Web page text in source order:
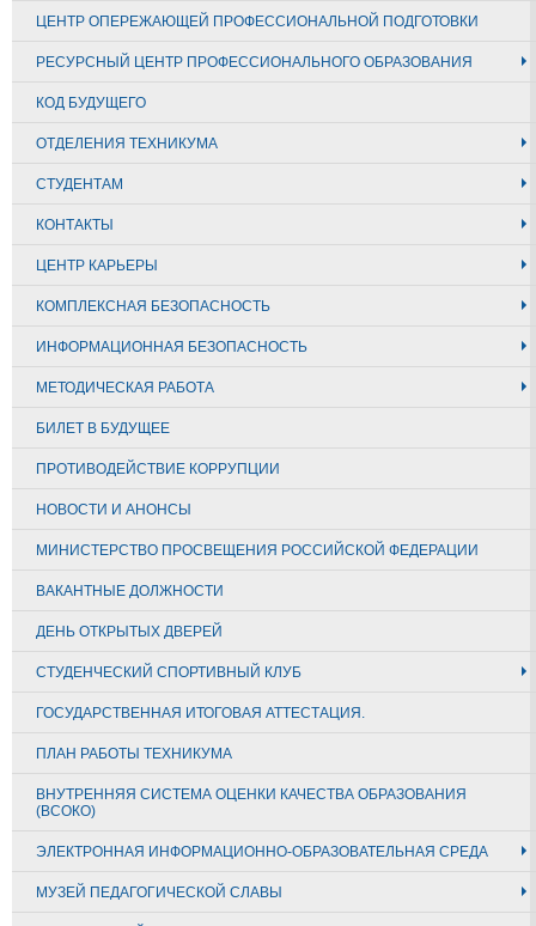
ЦЕНТР ОПЕРЕЖАЮЩЕЙ ПРОФЕССИОНАЛЬНОЙ ПОДГОТОВКИ
РЕСУРСНЫЙ ЦЕНТР ПРОФЕССИОНАЛЬНОГО ОБРАЗОВАНИЯ
КОД БУДУЩЕГО
ОТДЕЛЕНИЯ ТЕХНИКУМА
СТУДЕНТАМ
КОНТАКТЫ
ЦЕНТР КАРЬЕРЫ
КОМПЛЕКСНАЯ БЕЗОПАСНОСТЬ
ИНФОРМАЦИОННАЯ БЕЗОПАСНОСТЬ
МЕТОДИЧЕСКАЯ РАБОТА
БИЛЕТ В БУДУЩЕЕ
ПРОТИВОДЕЙСТВИЕ КОРРУПЦИИ
НОВОСТИ И АНОНСЫ
МИНИСТЕРСТВО ПРОСВЕЩЕНИЯ РОССИЙСКОЙ ФЕДЕРАЦИИ
ВАКАНТНЫЕ ДОЛЖНОСТИ
ДЕНЬ ОТКРЫТЫХ ДВЕРЕЙ
СТУДЕНЧЕСКИЙ СПОРТИВНЫЙ КЛУБ
ГОСУДАРСТВЕННАЯ ИТОГОВАЯ АТТЕСТАЦИЯ.
ПЛАН РАБОТЫ ТЕХНИКУМА
ВНУТРЕННЯЯ СИСТЕМА ОЦЕНКИ КАЧЕСТВА ОБРАЗОВАНИЯ
(ВСОКО)
ЭЛЕКТРОННАЯ ИНФОРМАЦИОННО-ОБРАЗОВАТЕЛЬНАЯ СРЕДА
МУЗЕЙ ПЕДАГОГИЧЕСКОЙ СЛАВЫ